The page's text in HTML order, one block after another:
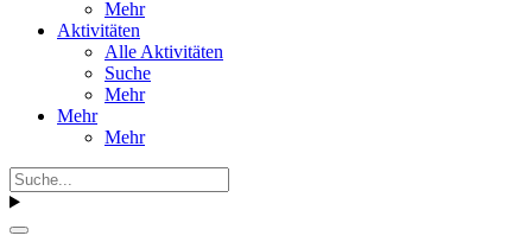
Mehr
Aktivitäten
Alle Aktivitäten
Suche
Mehr
Mehr
Mehr